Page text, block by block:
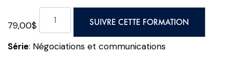
79,00$
Négociations
SUIVRE CETTE FORMATION
Série: Négociations et communications